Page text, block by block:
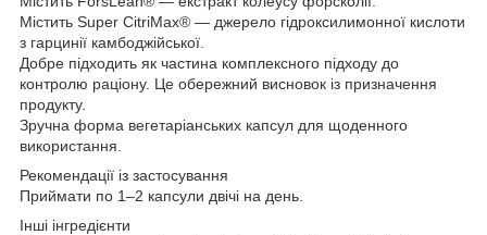
Містить Super CitriMax® — джерело гідроксилимонної кислоти
з гарцинії камбоджійської.
Добре підходить як частина комплексного підходу до
контролю раціону. Це обережний висновок із призначення
продукту.
Зручна форма вегетаріанських капсул для щоденного
використання.
Рекомендації із застосування
Приймати по 1–2 капсули двічі на день.
Інші інгредієнти